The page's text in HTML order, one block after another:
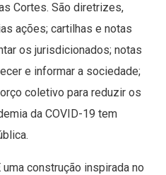
Cortes. São diretrizes,
ações; cartilhas e notas
os jurisdicionados; notas
e informar a sociedade;
coletivo para reduzir os
da COVID-19 tem
construção inspirada no